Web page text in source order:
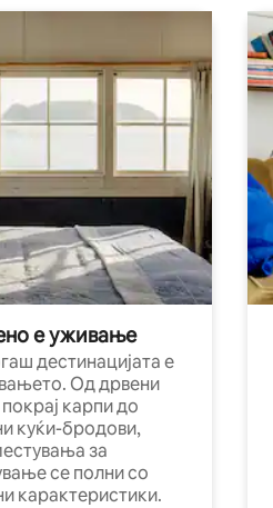
е уживање
дестинацијата е
Од дрвени
карпи до
куќи-бродови,
за
се полни со
карактеристики.